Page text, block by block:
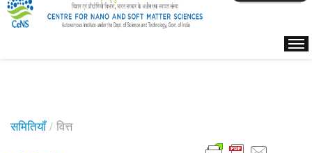
समितियॉं / वित्त